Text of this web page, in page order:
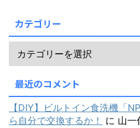
カテゴリー
最近のコメント
【DIY】ビルトイン食洗機「
ら自分で交換するか！
に 山一